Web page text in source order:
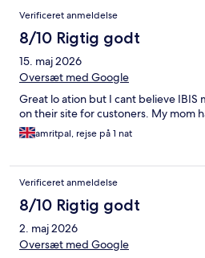
Verificeret anmeldelse
8/10 Rigtig godt
15. maj 2026
Oversæt med Google
Great lo ation but I cant believe IBIS
on their site for custoners. My mom
amritpal, rejse på 1 nat
Verificeret anmeldelse
8/10 Rigtig godt
2. maj 2026
Oversæt med Google